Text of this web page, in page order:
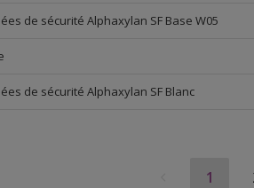
de sécurité Alphaxylan SF Base W05
de sécurité Alphaxylan SF Blanc
1